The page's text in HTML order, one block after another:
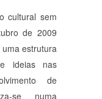
cultural sem
de 2009
estrutura
ideias nas
de
se numa